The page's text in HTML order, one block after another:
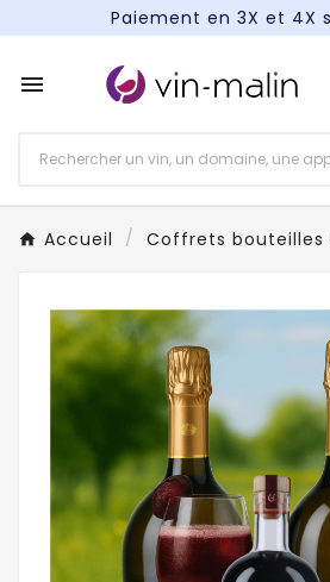
Paiement en 3X et 4X
Paiement en 3X et 4X

Accueil Coffrets bouteilles